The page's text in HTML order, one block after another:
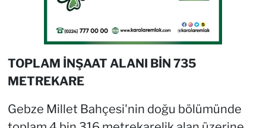
TOPLAM İNŞAAT ALANI BİN 735
METREKARE
Gebze Millet Bahçesi'nin doğu bölümünde